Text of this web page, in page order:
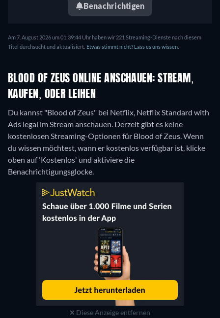
Benachrichtigen
Am 7. August 2026 um 01:39:44 Uhr haben wir 221 Streaming-Dienste nach diesem
Titel durchsucht und aktualisiert. Etwas stimmt nicht? Lass es uns wissen.
BLOOD OF ZEUS ONLINE ANSCHAUEN: STREAM,
KAUFEN, ODER LEIHEN
Du kannst "Blood of Zeus" bei Netflix, Netflix Standard with
Ads legal im Stream anschauen. Derzeit gibt es keine
kostenlosen Streaming-Optionen für Blood of Zeus. Wenn
du wissen möchtest, wann er kostenlos verfügbar ist, klicke
oben auf 'Kostenlos' und aktiviere die
Benachrichtigungsglocke.
Diese Anzeige entfernen